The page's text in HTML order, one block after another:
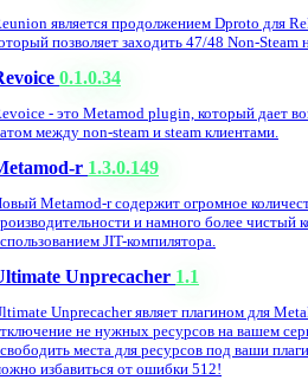
является продолжением Dproto для
позволяет заходить 47/48 Non-Steam
0.1.0.34
- это Metamod plugin, который дает
между non-steam и steam клиентами.
r 1.3.0.149
Metamod-r содержит огромное
и намного более чистый
JIT-компилятора.
Unprecacher 1.1
Unprecacher являет плагином для
не нужных ресурсов на вашем
места для ресурсов под ваши
избавиться от ошибки 512!